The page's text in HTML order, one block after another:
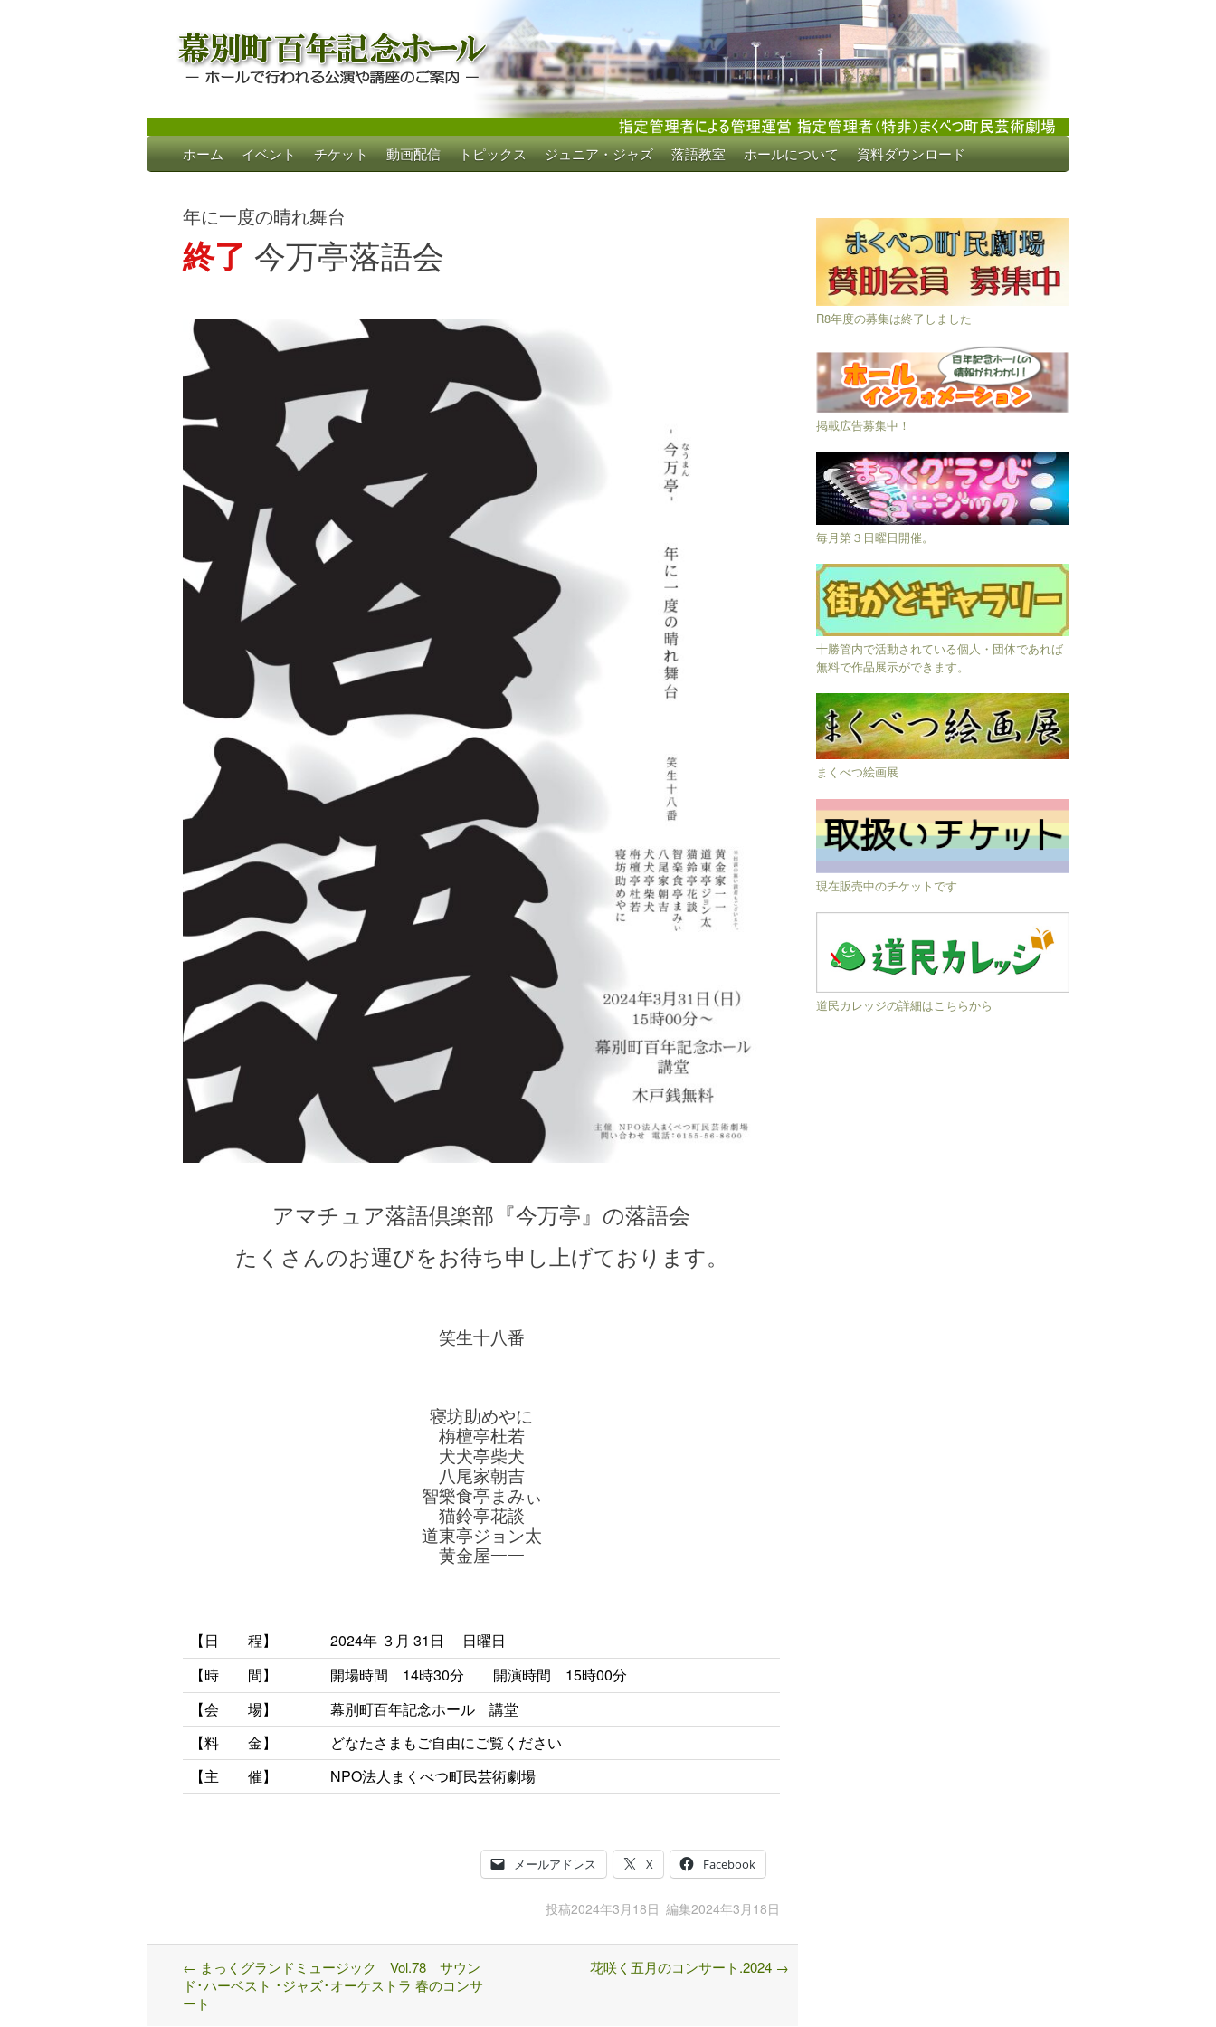
幕別町百年記念ホール
ホールで行われる公演や講座のご案内
Skip
to
ホーム イベント チケット 動画配信 トピックス ジュニア・ジャズ 落語教室 ホールについて 資料ダウンロード
年に一度の晴れ舞台
終了 今万亭落語会
アマチュア落語倶楽部『今万亭』の落語会
たくさんのお運びをお待ち申し上げております。
笑生十八番
寝坊助めやに
栴檀亭杜若
犬犬亭柴犬
八尾家朝吉
智樂食亭まみぃ
猫鈴亭花談
道東亭ジョン太
黄金屋一一
【日 程】
2024年 ３月 31日 日曜日
【時 間】
開場時間 14時30分 開演時間 15時00分
【会 場】
幕別町百年記念ホール 講堂
【料 金】
どなたさまもご自由にご覧ください
【主 催】
NPO法人まくべつ町民芸術劇場
メールアドレス X Facebook
投稿2024年3月18日 編集2024年3月18日
Post
navigation
← まっくグランドミュージック Vol.78 サウン
ド･ハーベスト ･ジャズ･オーケストラ 春のコンサ
ート
花咲く五月のコンサート.2024 →
R8年度の募集は終了しました
掲載広告募集中！
毎月第３日曜日開催。
十勝管内で活動されている個人・団体であれば
無料で作品展示ができます。
まくべつ絵画展
現在販売中のチケットです
道民カレッジの詳細はこちらから